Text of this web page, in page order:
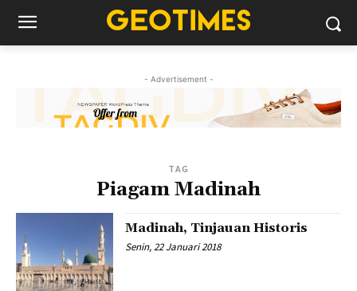
- Advertisement -
TAG
Piagam Madinah
Madinah, Tinjauan Historis
Senin, 22 Januari 2018